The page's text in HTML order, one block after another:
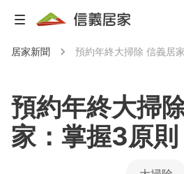
居家新聞 預約年終大掃除 信義居
預約年終大掃
家：掌握3原則